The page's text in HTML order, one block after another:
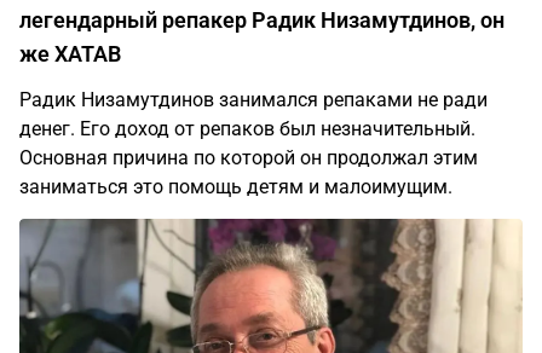
легендарный репакер Радик Низамутдинов, он
же XATAB
Радик Низамутдинов занимался репаками не ради
денег. Его доход от репаков был незначительный.
Основная причина по которой он продолжал этим
заниматься это помощь детям и малоимущим.